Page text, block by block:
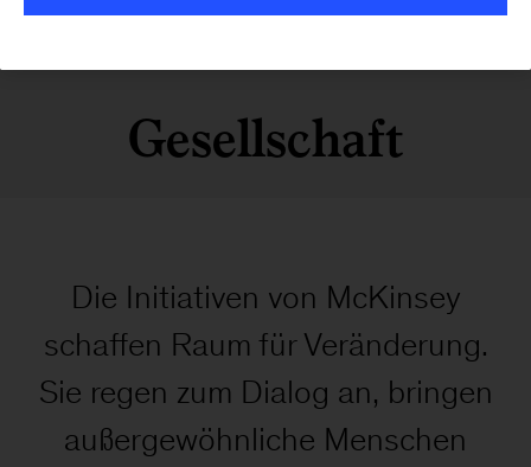
Gesellschaft
Die Initiativen von McKinsey
schaffen Raum für Veränderung.
Sie regen zum Dialog an, bringen
außergewöhnliche Menschen